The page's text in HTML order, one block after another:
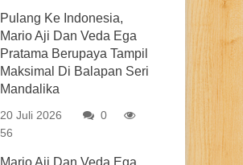
Pulang Ke Indonesia,
Mario Aji Dan Veda Ega
Pratama Berupaya Tampil
Maksimal Di Balapan Seri
Mandalika
20 Juli 2026
0
56
Mario Aji Dan Veda Ega